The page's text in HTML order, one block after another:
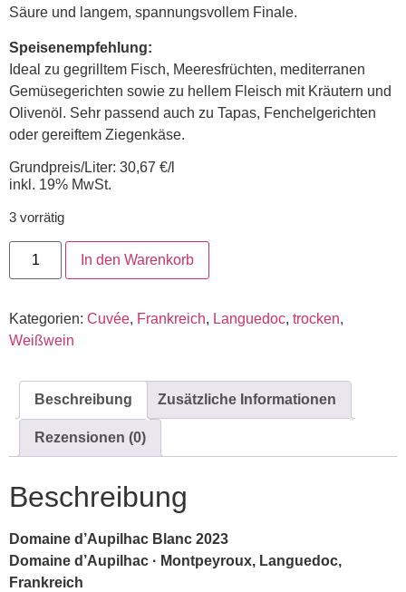
Säure und langem, spannungsvollem Finale.
Speisenempfehlung:
Ideal zu gegrilltem Fisch, Meeresfrüchten, mediterranen
Gemüsegerichten sowie zu hellem Fleisch mit Kräutern und
Olivenöl. Sehr passend auch zu Tapas, Fenchelgerichten
oder gereiftem Ziegenkäse.
Grundpreis/Liter: 30,67 €/l
inkl. 19% MwSt.
3 vorrätig
In den Warenkorb
Kategorien: Cuvée, Frankreich, Languedoc, trocken,
Weißwein
Beschreibung Zusätzliche Informationen
Rezensionen (0)
Beschreibung
Domaine d’Aupilhac Blanc 2023
Domaine d’Aupilhac · Montpeyroux, Languedoc,
Frankreich